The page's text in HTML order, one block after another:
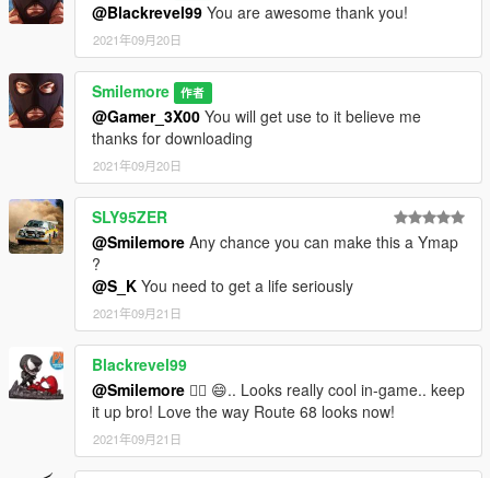
@Blackrevel99 You are awesome thank you!
2021年09月20日
Smilemore 作者
@Gamer_3X00 You will get use to it believe me
thanks for downloading
2021年09月20日
SLY95ZER
@Smilemore Any chance you can make this a Ymap
?
@S_K You need to get a life seriously
2021年09月21日
Blackrevel99
@Smilemore ❤️‍🔥 😄.. Looks really cool in-game.. keep
it up bro! Love the way Route 68 looks now!
2021年09月21日